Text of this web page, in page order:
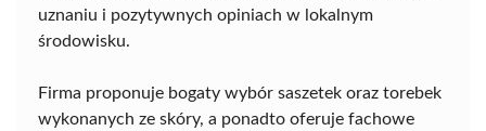
uznaniu i pozytywnych opiniach w lokalnym
środowisku.
Firma proponuje bogaty wybór saszetek oraz torebek
wykonanych ze skóry, a ponadto oferuje fachowe